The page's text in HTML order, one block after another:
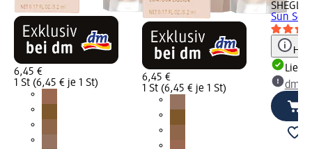
6,45 €
1 St (6,45 € je 1 St)
6,45 €
1 St (6,45 € je 1 St)
Sun
dm